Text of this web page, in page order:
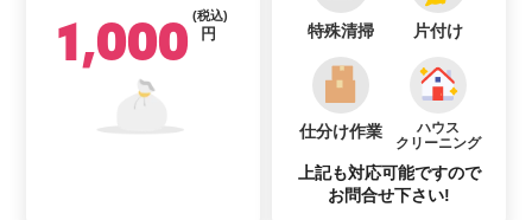
1,000 円
(税込)
特殊清掃 片付け
仕分け作業
ハウス
クリーニング
上記も対応可能ですので
お問合せ下さい!